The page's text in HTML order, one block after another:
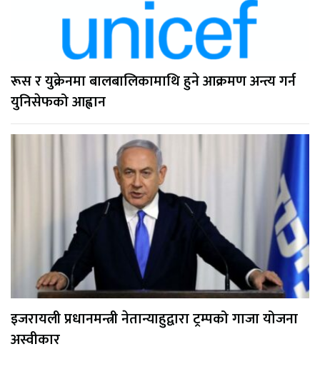
रूस र युक्रेनमा बालबालिकामाथि हुने आक्रमण अन्त्य गर्न
युनिसेफको आह्वान
इजरायली प्रधानमन्त्री नेतान्याहुद्वारा ट्रम्पको गाजा योजना
अस्वीकार